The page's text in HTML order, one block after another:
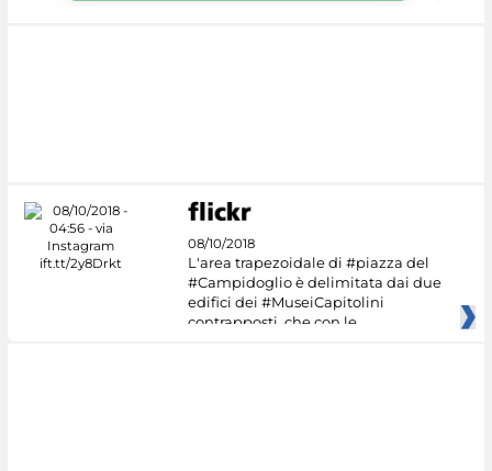
08/10/2018
L'area trapezoidale di #piazza del
#Campidoglio è delimitata dai due
edifici dei #MuseiCapitolini
contrapposti, che con le